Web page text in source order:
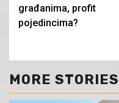
građanima, profit
pojedincima?
MORE STORIES